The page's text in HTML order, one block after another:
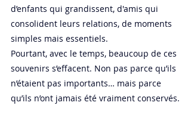
d’enfants qui grandissent, d'amis qui
consolident leurs relations, de moments
simples mais essentiels.
Pourtant, avec le temps, beaucoup de ces
souvenirs s’effacent. Non pas parce qu’ils
n’étaient pas importants… mais parce
qu’ils n’ont jamais été vraiment conservés.